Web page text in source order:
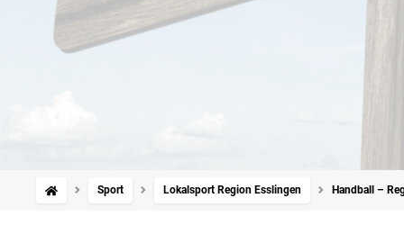
Sport Lokalsport Region Esslingen Handball –